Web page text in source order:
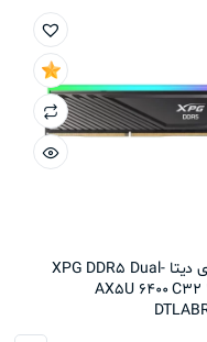
رم ای دیتا XPG DDR5 Dual-
AX5U 6400 C32